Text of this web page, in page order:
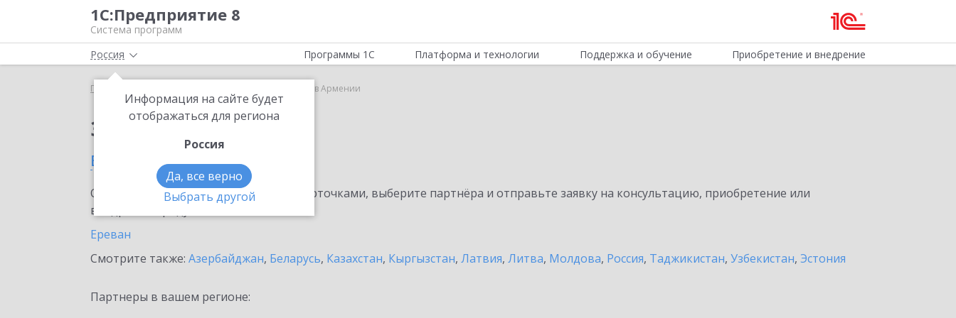
1С:Предприятие 8
Система программ
Россия
Информация на сайте будет
отображаться для региона
Россия
Да, все верно
Выбрать другой
Программы 1С Платформа и технологии Поддержка и обучение Приобретение и внедрение
Главная 1С:Лизинг в Армении
Заказать 1С:Лизинг
в Армении
Ознакомьтесь с информационными карточками, выберите партнёра и отправьте заявку на консультацию, приобретение или
внедрение продукта.
Ереван
Смотрите также: Азербайджан, Беларусь, Казахстан, Кыргызстан, Латвия, Литва, Молдова, Россия, Таджикистан, Узбекистан, Эстония
Партнеры в вашем регионе: